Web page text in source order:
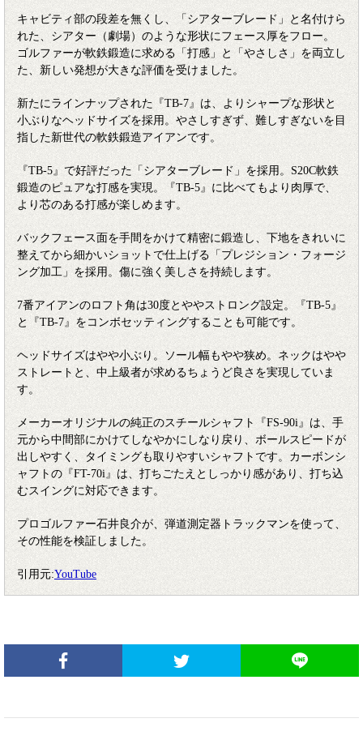
キャビティ部の段差を無くし、「シアターブレード」と名付けら
れた、シアター（劇場）のような形状にフェース厚をフロー。
ゴルファーが軟鉄鍛造に求める「打感」と「やさしさ」を両立し
た、新しい発想が大きな評価を受けました。
新たにラインナップされた『TB-7』は、よりシャープな形状と
小ぶりなヘッドサイズを採用。やさしすぎず、難しすぎないを目
指した新世代の軟鉄鍛造アイアンです。
『TB-5』で好評だった「シアターブレード」を採用。S20C軟鉄
鍛造のピュアな打感を実現。『TB-5』に比べてもより肉厚で、
より芯のある打感が楽しめます。
バックフェース面を手間をかけて精密に鍛造し、下地をきれいに
整えてから細かいショットで仕上げる「プレジション・フォージ
ング加工」を採用。傷に強く美しさを持続します。
7番アイアンのロフト角は30度とややストロング設定。『TB-5』
と『TB-7』をコンボセッティングすることも可能です。
ヘッドサイズはやや小ぶり。ソール幅もやや狭め。ネックはやや
ストレートと、中上級者が求めるちょうど良さを実現していま
す。
メーカーオリジナルの純正のスチールシャフト『FS-90i』は、手
元から中間部にかけてしなやかにしなり戻り、ボールスピードが
出しやすく、タイミングも取りやすいシャフトです。カーボンシ
ャフトの『FT-70i』は、打ちごたえとしっかり感があり、打ち込
むスイングに対応できます。
プロゴルファー石井良介が、弾道測定器トラックマンを使って、
その性能を検証しました。
引用元:YouTube